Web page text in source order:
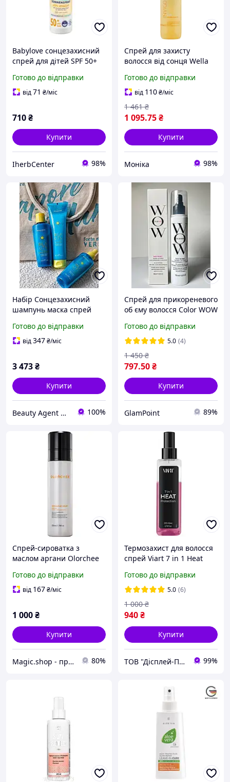
Babylove сонцезахисний
спрей для дітей SPF 50+
малюка від перших
променів сонця
Готово до відправки
від71 ₴/міс
710₴
Купити
IherbCenter 98%
Спрей для захисту
волосся від сонця Wella
Spray 150 мл
Готово до відправки
від 110₴/міс
1 095.75₴
1 461 ₴
Купити
Моніка 98%
Набір Сонцезахисний
шампунь маска спрей
Італія
Готово до відправки
від347₴/міс
3 473₴
Купити
Beauty Agent Odessa 100%
Спрей для прикореневого
об єму волосся Color WOW
Lift Spray 150 мл
Готово до відправки
5.0 (4)
797.50₴
1 450 ₴
Купити
GlamPoint 89%
Спрей-сироватка з
маслом аргани Olorchee
Готово до відправки
від 167₴/міс
1 000₴
Купити
Magic.shop - професійний догляд за волоссям. 80%
Термозахист для волосся
спрей Viart 7 in 1 Heat
від температури укладка
волосся
Готово до відправки
5.0 (6)
940₴
1 000 ₴
Купити
ТОВ "Дісплей-Плюс" 99%